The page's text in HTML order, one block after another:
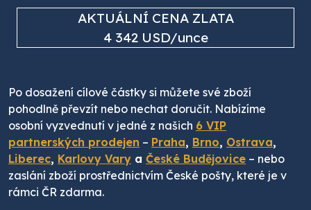
AKTUÁLNÍ CENA ZLATA
4 342 USD/unce
Po dosažení cílové částky si můžete své zboží
pohodlně převzít nebo nechat doručit. Nabízíme
osobní vyzvednutí v jedné z našich 6 VIP
partnerských prodejen – Praha, Brno, Ostrava,
Liberec, Karlovy Vary a České Budějovice – nebo
zaslání zboží prostřednictvím České pošty, které je v
rámci ČR zdarma.